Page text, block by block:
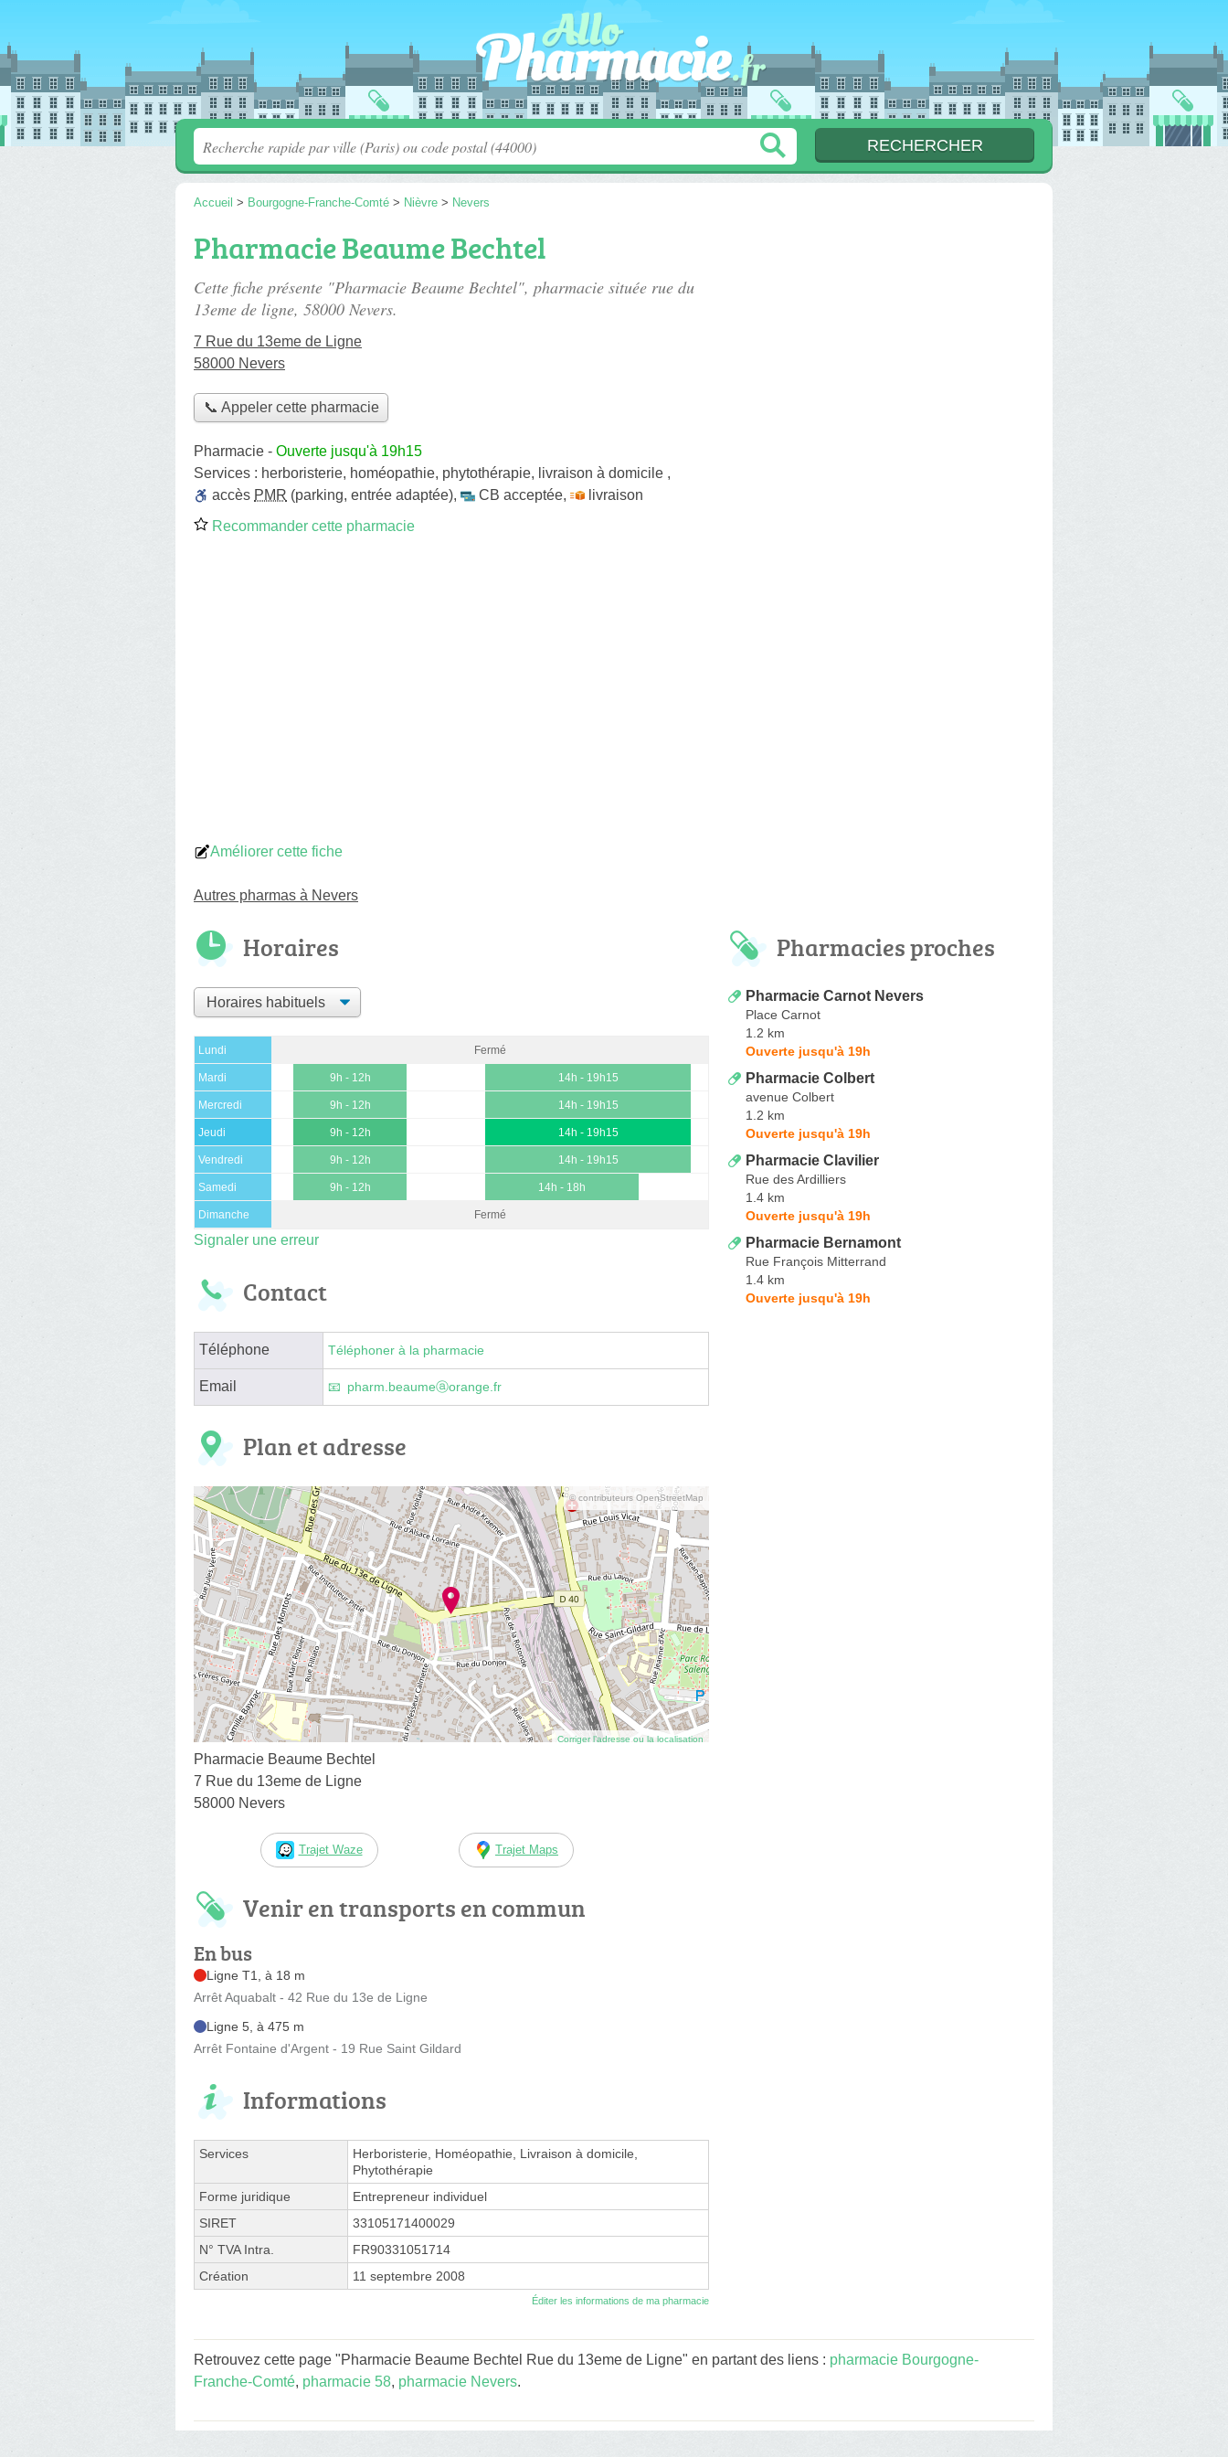
Accueil > Bourgogne-Franche-Comté > Nièvre > Nevers
Pharmacie Beaume Bechtel
Cette fiche présente "Pharmacie Beaume Bechtel", pharmacie située rue du
13eme de ligne, 58000 Nevers.
7 Rue du 13eme de Ligne
58000 Nevers
📞 Appeler cette pharmacie
Pharmacie - Ouverte jusqu'à 19h15
Services : herboristerie, homéopathie, phytothérapie, livraison à domicile ,
accès PMR (parking, entrée adaptée), CB acceptée,
livraison
Recommander cette pharmacie
Améliorer cette fiche
Autres pharmas à Nevers
Horaires
Lundi Fermé
Mardi 9h - 12h 14h - 19h15
Mercredi 9h - 12h 14h - 19h15
Jeudi 9h - 12h 14h - 19h15
Vendredi 9h - 12h 14h - 19h15
Samedi 9h - 12h 14h - 18h
Dimanche Fermé
Signaler une erreur
Contact
Téléphone Téléphoner à la pharmacie
Email pharm.beaumeⓐorange.fr
Plan et adresse
© contributeurs OpenStreetMap
Corriger l’adresse ou la localisation
Pharmacie Beaume Bechtel
7 Rue du 13eme de Ligne
58000 Nevers
Trajet Waze Trajet Maps
Venir en transports en commun
En bus
Ligne T1, à 18 m
Arrêt Aquabalt - 42 Rue du 13e de Ligne
Ligne 5, à 475 m
Arrêt Fontaine d'Argent - 19 Rue Saint Gildard
Informations
Services
Herboristerie, Homéopathie, Livraison à domicile,
Phytothérapie
Forme juridique
Entrepreneur individuel
SIRET
33105171400029
N° TVA Intra.
FR90331051714
Création
11 septembre 2008
Éditer les informations de ma pharmacie
Pharmacies proches
Pharmacie Carnot Nevers
Place Carnot
1.2 km
Ouverte jusqu'à 19h
Pharmacie Colbert
avenue Colbert
1.2 km
Ouverte jusqu'à 19h
Pharmacie Clavilier
Rue des Ardilliers
1.4 km
Ouverte jusqu'à 19h
Pharmacie Bernamont
Rue François Mitterrand
1.4 km
Ouverte jusqu'à 19h
Retrouvez cette page "Pharmacie Beaume Bechtel Rue du 13eme de Ligne" en partant des liens : pharmacie Bourgogne-
Franche-Comté, pharmacie 58, pharmacie Nevers.